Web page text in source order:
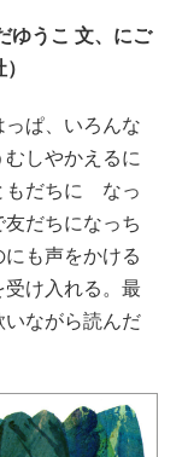
ゆうこ 文、にご
ぱ、いろんな
しやかえるに
だちに なっ
だちになっち
も声をかける
け入れる。最
ながら読んだ